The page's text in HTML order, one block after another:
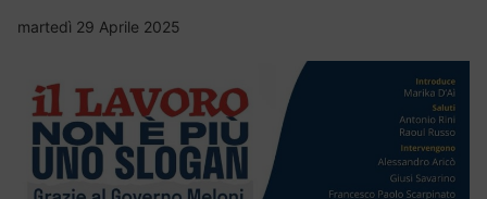
martedì 29 Aprile 2025